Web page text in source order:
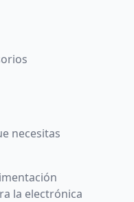
necesitas
la electrónica